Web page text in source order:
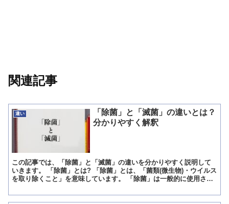
関連記事
違い
「除菌」と「滅菌」の違いとは？
分かりやすく解釈
この記事では、「除菌」と「滅菌」の違いを分かりやすく説明して
いきます。 「除菌」とは? 「除菌」とは、「菌類(微生物)・ウイルス
を取り除くこと」を意味しています。 「除菌」は一般的に使用され